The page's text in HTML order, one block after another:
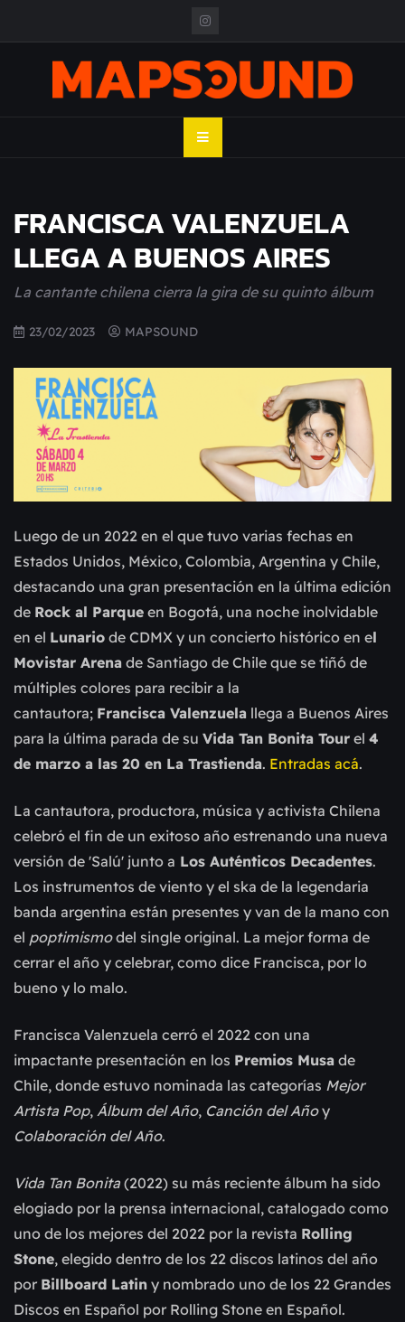
MAPSOUND
FRANCISCA VALENZUELA
LLEGA A BUENOS AIRES
La cantante chilena cierra la gira de su quinto álbum
23/02/2023 MAPSOUND
Luego de un 2022 en el que tuvo varias fechas en
Estados Unidos, México, Colombia, Argentina y Chile,
destacando una gran presentación en la última edición
de Rock al Parque en Bogotá, una noche inolvidable
en el Lunario de CDMX y un concierto histórico en el
Movistar Arena de Santiago de Chile que se tiñó de
múltiples colores para recibir a la
cantautora; Francisca Valenzuela llega a Buenos Aires
para la última parada de su Vida Tan Bonita Tour el 4
de marzo a las 20 en La Trastienda. Entradas acá.
La cantautora, productora, música y activista Chilena
celebró el fin de un exitoso año estrenando una nueva
versión de 'Salú' junto a Los Auténticos Decadentes.
Los instrumentos de viento y el ska de la legendaria
banda argentina están presentes y van de la mano con
el poptimismodel single original. La mejor forma de
cerrar el año y celebrar, como dice Francisca, por lo
bueno y lo malo.
Francisca Valenzuela cerró el 2022 con una
impactante presentación en los Premios Musa de
Chile, donde estuvo nominada las categorías Mejor
Artista Pop, Álbum del Año, Canción del Añoy
Colaboración del Año.
Vida Tan Bonita (2022) su más reciente álbum ha sido
elogiado por la prensa internacional, catalogado como
uno de los mejores del 2022 por la revista Rolling
Stone, elegido dentro de los 22 discos latinos del año
por Billboard Latin y nombrado uno de los 22 Grandes
Discos en Español por Rolling Stone en Español.